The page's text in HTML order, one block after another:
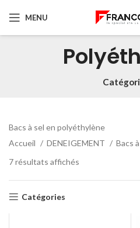
MENU
Bacs à sel en polyéthylène
Accueil
DENEIGEMENT Bacs
7 résultats affichés
Catégories